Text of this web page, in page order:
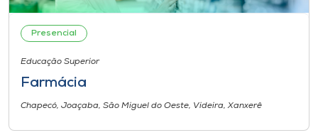
Presencial
Educação Superior
Farmácia
Chapecó, Joaçaba, São Miguel do Oeste, Videira, Xanxerê